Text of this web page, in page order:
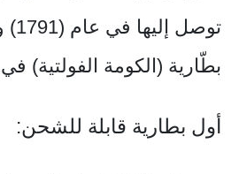
بطّارية (الكومة الفولتية) في عام
أول بطارية قابلة للشحن: